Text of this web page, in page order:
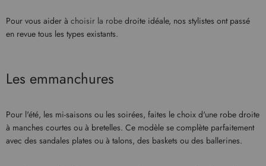
Pour vous aider à choisir la robe droite idéale, nos stylistes ont passé
en revue tous les types existants.
Les emmanchures
Pour l'été, les mi-saisons ou les soirées, faites le choix d'une robe droite
à manches courtes ou à bretelles. Ce modèle se complète parfaitement
avec des sandales plates ou à talons, des baskets ou des ballerines.